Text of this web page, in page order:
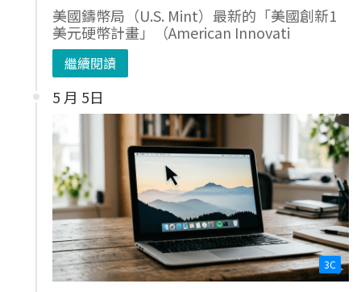
美國鑄幣局（U.S. Mint）最新的「美國創新1
美元硬幣計畫」（American Innovati
繼續閱讀
5 月 5日
3C